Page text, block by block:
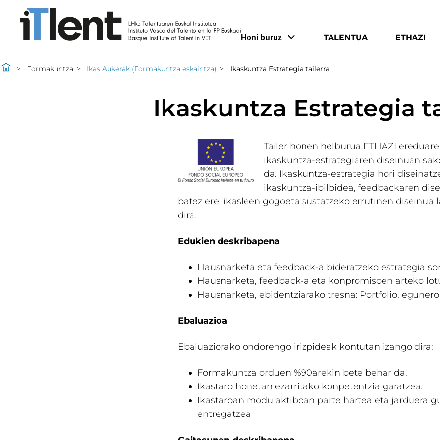
Honi buruz TALENTUA ETHAZI
Formakuntza Ikas Aukerak (Formakuntza eskaintza) Ikaskuntza Estrategia tailerra
Ikaskuntza Estrategia
Tailer honen helburua ETHAZI
ikaskuntza-estrategiaren diseinuan
da. Ikaskuntza-estrategia hori
ikaskuntza-ibilbidea, feedbackaren
batez ere, ikasleen gogoeta sustatzeko errutinen diseinua
dira.
Edukien deskribapena
Hausnarketa eta feedback-a bideratzeko estrategia
Hausnarketa, feedback-a eta konpromisoen arteko
Hausnarketa, ebidentziarako tresna: Portfolio,
Ebaluazioa
Ebaluaziorako ondorengo irizpideak kontutan izango dira:
Formakuntza orduen %90arekin bete behar da.
Ikastaro honetan ezarritako konpetentzia garatzea.
Ikastaroan modu aktiboan parte hartea eta jarduera
entregatzea